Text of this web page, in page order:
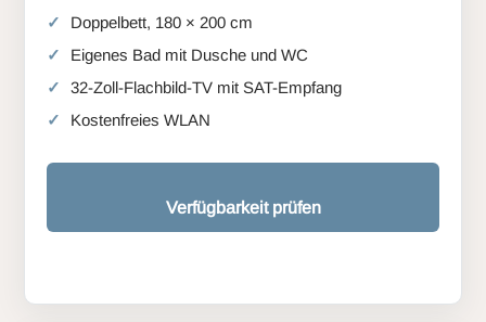
Doppelbett, 180 × 200 cm
Eigenes Bad mit Dusche und WC
32-Zoll-Flachbild-TV mit SAT-Empfang
Kostenfreies WLAN
Verfügbarkeit prüfen